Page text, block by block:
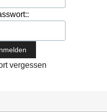
vergessen